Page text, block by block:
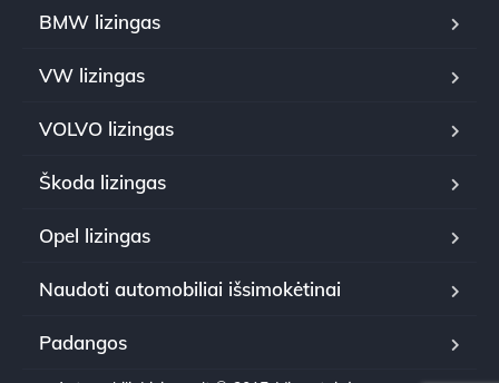
BMW lizingas
VW lizingas
VOLVO lizingas
Škoda lizingas
Opel lizingas
Naudoti automobiliai išsimokėtinai
Padangos